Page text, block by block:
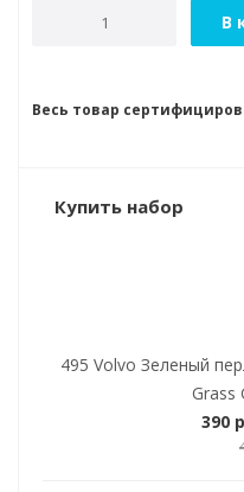
В
Весь товар
Купить набор
495 Volvo Зеленый
Grass
390